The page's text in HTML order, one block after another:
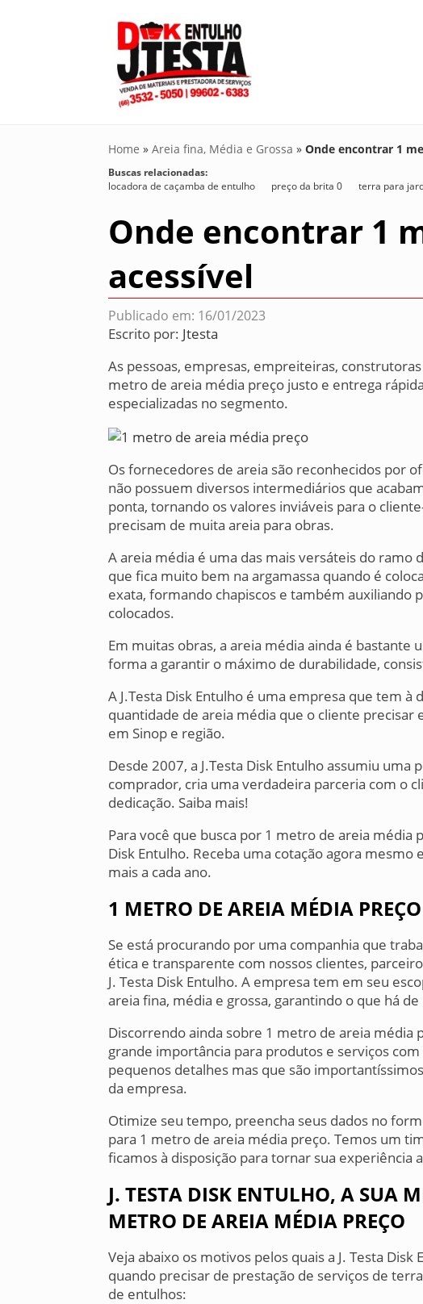
Home »Areia fina, Média e Grossa »Onde encontrar 1
Buscas relacionadas:
locadora de caçamba de entulho
preço da brita 0 terra para
Onde encontrar 1
acessível
Publicado em: 16/01/2023
Escrito por: Jtesta
As pessoas, empresas, empreiteiras,
metro de areia média preço justo e entrega
especializadas no segmento.
Os fornecedores de areia são reconhecidos por
não possuem diversos intermediários que
ponta, tornando os valores inviáveis para o
precisam de muita areia para obras.
A areia média é uma das mais versáteis do ramo
que fica muito bem na argamassa quando é
exata, formando chapiscos e também auxiliando
colocados.
Em muitas obras, a areia média ainda é bastante
forma a garantir o máximo de durabilidade,
A J.Testa Disk Entulho é uma empresa que tem à
quantidade de areia média que o cliente
em Sinop e região.
Desde 2007, a J.Testa Disk Entulho assumiu uma
comprador, cria uma verdadeira parceria com o
dedicação. Saiba mais!
Para você que busca por 1 metro de areia média
Disk Entulho. Receba uma cotação agora mesmo
mais a cada ano.
1 METRO DE AREIA MÉDIA PREÇO
Se está procurando por uma companhia que
ética e transparente com nossos clientes,
J. Testa Disk Entulho. A empresa tem em seu
areia fina, média e grossa, garantindo o que há
Discorrendo ainda sobre 1 metro de areia média
grande importância para produtos e serviços
pequenos detalhes mas que são
da empresa.
Otimize seu tempo, preencha seus dados no
para 1 metro de areia média preço. Temos um
ficamos à disposição para tornar sua experiência
J. TESTA DISK ENTULHO, A SUA
METRO DE AREIA MÉDIA PREÇO
Veja abaixo os motivos pelos quais a J. Testa
quando precisar de prestação de serviços de
de entulhos: